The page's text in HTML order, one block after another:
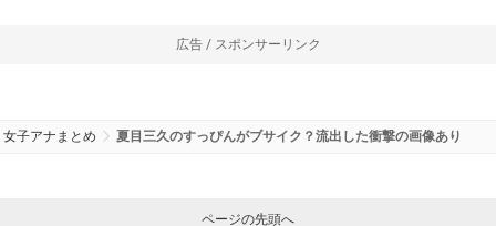
広告 / スポンサーリンク
女子アナまとめ 夏目三久のすっぴんがブサイク？流出した衝撃の画像あり
ページの先頭へ